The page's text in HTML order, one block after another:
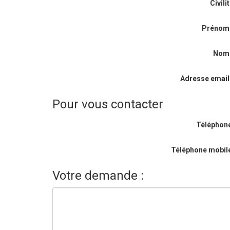
Prénom
Adresse email
Pour vous contacter
Téléphone
Votre demande :